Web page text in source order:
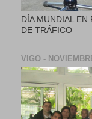
DÍA MUNDIAL
DE TRÁFICO
VIGO -